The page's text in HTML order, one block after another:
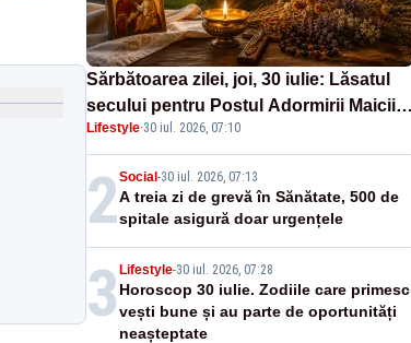
Sărbătoarea zilei, joi, 30 iulie: Lăsatul
secului pentru Postul Adormirii Maicii
Domnului și Sfântul Valentin
Lifestyle·30 iul. 2026, 07:10
2Social -30 iul. 2026, 07:13
A treia zi de grevă în Sănătate, 500 de
spitale asigură doar urgențele
3 Lifestyle-30 iul. 2026, 07:28
Horoscop 30 iulie. Zodiile care primesc
vești bune și au parte de oportunități
neașteptate